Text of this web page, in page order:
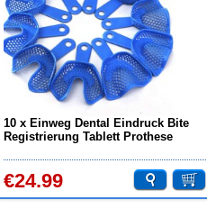
10 x Einweg Dental Eindruck Bite
Registrierung Tablett Prothese
€24.99